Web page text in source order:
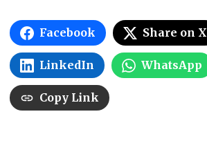
Facebook Share on X
LinkedIn WhatsApp
Copy Link